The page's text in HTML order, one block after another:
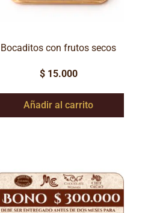
Bocaditos con frutos secos
$15.000
Añadir al carrito